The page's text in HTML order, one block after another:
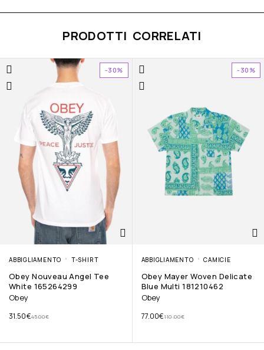
PRODOTTI CORRELATI
-30%
ABBIGLIAMENTO T-SHIRT
Obey Nouveau Angel Tee
White 165264299
Obey
45.00€
31.50€
-30%
ABBIGLIAMENTO CAMICIE
Obey Mayer Woven Delicate
Blue Multi 181210462
Obey
110.00€
77.00€